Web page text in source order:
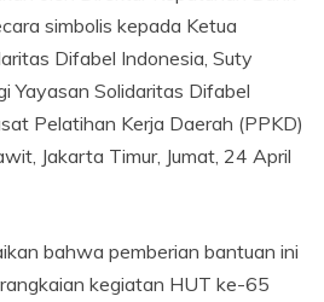
simbolis kepada Ketua
Difabel Indonesia, Suty
Yayasan Solidaritas Difabel
Pelatihan Kerja Daerah (PPKD)
Jakarta Timur, Jumat, 24 April
bahwa pemberian bantuan ini
kegiatan HUT ke-65